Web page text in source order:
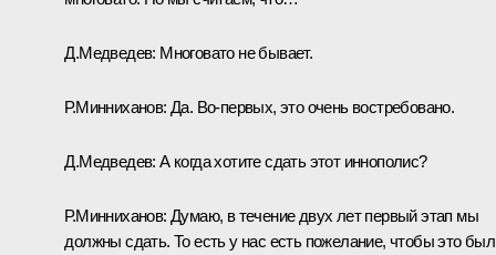
Д.Медведев: Многовато не бывает.
Р.Минниханов: Да. Во‑первых, это очень востребовано.
Д.Медведев: А когда хотите сдать этот иннополис?
Р.Минниханов: Думаю, в течение двух лет первый этап мы
должны сдать. То есть у нас есть пожелание, чтобы это был